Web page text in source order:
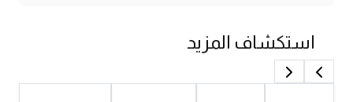
استكشاف المزيد